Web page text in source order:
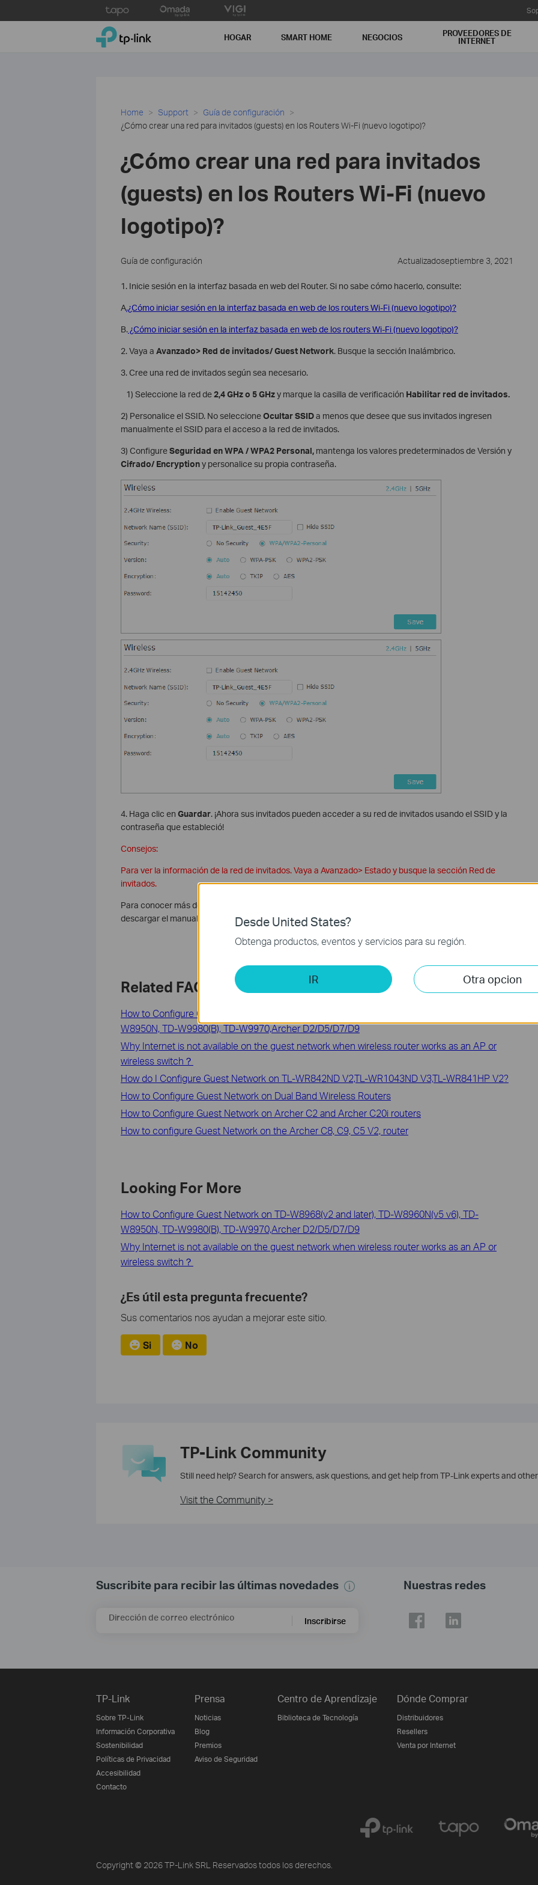
to
TP-Link, Reliably Smart HOGAR SMART HOME NEGOCIOS PROVEEDORES DE
INTERNET
Home Support
Guía de configuración
¿Cómo crear una red para invitados (guests) en los Routers Wi-Fi (nuevo logotipo)?
¿Cómo crear una red para invitados
(guests) en los Routers Wi-Fi (nuevo
logotipo)?
Guía de configuración Actualizadoseptiembre 3, 2021
1. Inicie sesión en la interfaz basada en web del Router. Si no sabe cómo hacerlo, consulte:
A.¿Cómo iniciar sesión en la interfaz basada en web de los routers Wi-Fi (nuevo logotipo)?
B.¿Cómo iniciar sesión en la interfaz basada en web de los routers Wi-Fi (nuevo logotipo)?
2. Vaya a Avanzado> Red de invitados/Guest Network. Busque la sección Inalámbrico.
3. Cree una red de invitados según sea necesario.
1) Seleccione la red de2,4 GHz o 5 GHzy marque la casilla de verificación Habilitar red de invitados.
2) Personalice el SSID. No seleccioneOcultar SSIDa menos que desee que sus invitados ingresen
manualmente el SSID para el acceso a la red de invitados.
3) ConfigureSeguridad en WPA / WPA2 Personal,mantenga los valores predeterminados de Versión y
Cifrado/ Encryptiony personalice su propia contraseña.
4. Haga clic en Guardar. ¡Ahora sus invitados pueden acceder a su red de invitados usando el SSID y la
contraseña que estableció!
Consejos:
Para ver la información de la red de invitados. Vaya a Avanzado> Estado y busque la sección Red de
invitados.
Para conocer más detalles de cada función y configuración, vaya al
descargar el manual de su producto.
Related FAQs
How to Configure Guest Network on TD-W8968(v2 and later), TD-W8960N(v5 v6), TD-
W8950N, TD-W9980(B), TD-W9970,Archer D2/D5/D7/D9
Why Internet is not available on the guest network when wireless router works as an AP or
wireless switch？
How do I Configure Guest Network on TL-WR842ND V2,TL-WR1043ND V3,TL-WR841HP V2?
How to Configure Guest Network on Dual Band Wireless Routers
How to Configure Guest Network on Archer C2 and Archer C20i routers
How to configure Guest Network on the Archer C8, C9, C5 V2, router
Looking For More
How to Configure Guest Network on TD-W8968(v2 and later), TD-W8960N(v5 v6), TD-
W8950N, TD-W9980(B), TD-W9970,Archer D2/D5/D7/D9
Why Internet is not available on the guest network when wireless router works as an AP or
wireless switch？
¿Es útil esta pregunta frecuente?
Sus comentarios nos ayudan a mejorar este sitio.
Si No
TP-Link Community
Still need help? Search for answers, ask questions, and get help from TP-Link experts and
Visit the Community >
Suscribite para recibir las últimas novedades
Dirección de correo electrónico Inscribirse
Nuestras redes
TP-Link
Sobre TP-Link
Información Corporativa
Sostenibilidad
Políticas de Privacidad
Accesibilidad
Contacto
Prensa
Noticias
Blog
Premios
Aviso de Seguridad
Centro de Aprendizaje
Biblioteca de Tecnología
Dónde Comprar
Distribuidores
Resellers
Venta por Internet
Copyright © 2026 TP-Link SRL Reservados todos los derechos.
Desde United States?
Obtenga productos, eventos y servicios para su región.
IR Otra opcion